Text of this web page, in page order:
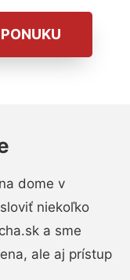
dome v
niekoľko
a sme
ale aj prístup